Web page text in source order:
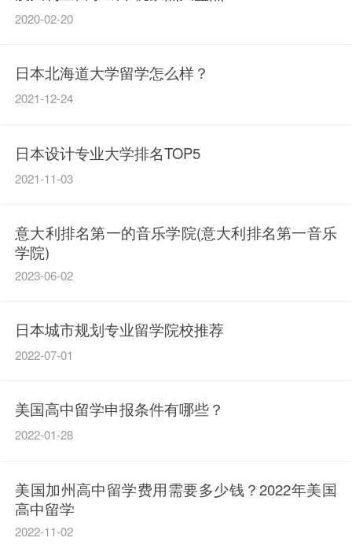
2020-02-20
日本北海道大学留学怎么样？
2021-12-24
日本设计专业大学排名TOP5
2021-11-03
意大利排名第一的音乐学院(意大利排名第一音乐
学院)
2023-06-02
日本城市规划专业留学院校推荐
2022-07-01
美国高中留学申报条件有哪些？
2022-01-28
美国加州高中留学费用需要多少钱？2022年美国
高中留学
2022-11-02